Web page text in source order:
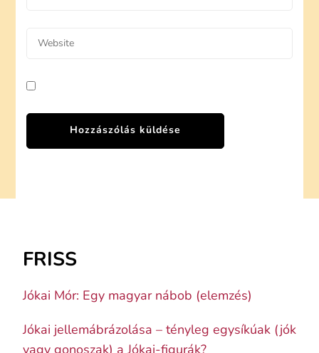
FRISS
Jókai Mór: Egy magyar nábob (elemzés)
Jókai jellemábrázolása – tényleg egysíkúak (jók